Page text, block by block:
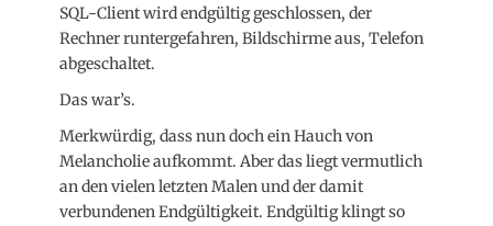
SQL-Client wird endgültig geschlossen, der
Rechner runtergefahren, Bildschirme aus, Telefon
abgeschaltet.
Das war’s.
Merkwürdig, dass nun doch ein Hauch von
Melancholie aufkommt. Aber das liegt vermutlich
an den vielen letzten Malen und der damit
verbundenen Endgültigkeit. Endgültig klingt so